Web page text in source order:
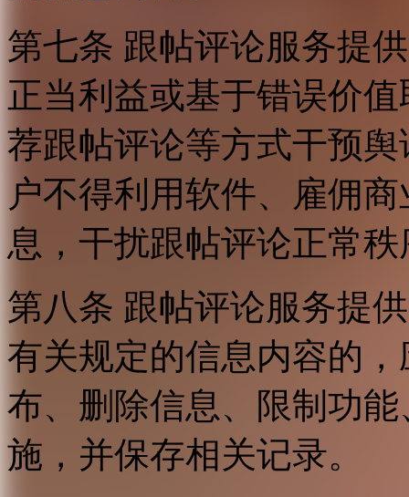
第七条 跟帖评论服务提
正当利益或基于错误价
荐跟帖评论等方式干预
户不得利用软件、雇佣
息，干扰跟帖评论正常
第八条 跟帖评论服务提
有关规定的信息内容的
布、删除信息、限制功
施，并保存相关记录。